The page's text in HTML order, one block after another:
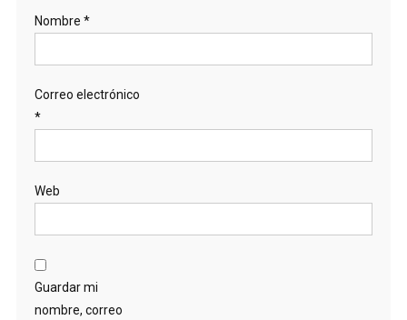
Nombre *
Correo electrónico
*
Web
Guardar mi
nombre, correo